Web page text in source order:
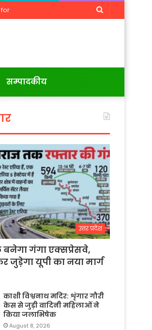
Search
सम्पादकीय
उत्तर प्रदेश
बनेगा गंगा एक्सप्रेसवे,
जुड़ेगा यूपी का नया मार्ग
काशी विश्वनाथ मदिर: शृंगार गौरी
केस से जुड़ी वादिनी महिलाओं ने
किया जलाभिषेक
August 8, 2026